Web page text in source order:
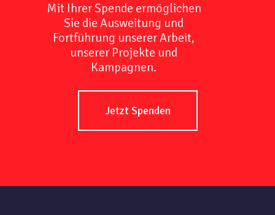
Mit Ihrer Spende ermöglichen
Sie die Ausweitung und
Fortführung unserer Arbeit,
unserer Projekte und
Kampagnen.
Jetzt Spenden